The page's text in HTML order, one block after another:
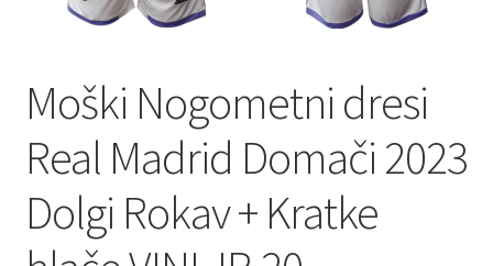
Moški Nogometni dresi
Real Madrid Domači 2023
Dolgi Rokav + Kratke